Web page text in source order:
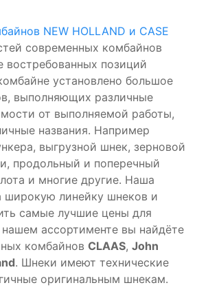
NEW HOLLAND и CASE
современных комбайнов
востребованных позиций
установлено большое
выполняющих различные
от выполняемой работы,
названия. Например
выгрузной шнек, зерновой
продольный и поперечный
и многие другие. Наша
широкую линейку шнеков и
самые лучшие цены для
нашем ассортименте вы найдёте
комбайнов CLAAS, John
. Шнеки имеют технические
оригинальным шнекам.